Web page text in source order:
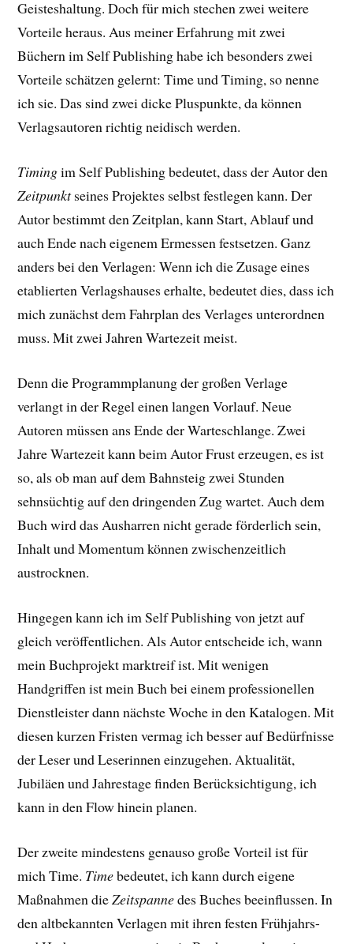
Geisteshaltung. Doch für mich stechen zwei weitere
Vorteile heraus. Aus meiner Erfahrung mit zwei
Büchern im Self Publishing habe ich besonders zwei
Vorteile schätzen gelernt: Time und Timing, so nenne
ich sie. Das sind zwei dicke Pluspunkte, da können
Verlagsautoren richtig neidisch werden.
Timingim Self Publishing bedeutet, dass der Autor den
Zeitpunktseines Projektes selbst festlegen kann. Der
Autor bestimmt den Zeitplan, kann Start, Ablauf und
auch Ende nach eigenem Ermessen festsetzen. Ganz
anders bei den Verlagen: Wenn ich die Zusage eines
etablierten Verlagshauses erhalte, bedeutet dies, dass ich
mich zunächst dem Fahrplan des Verlages unterordnen
muss. Mit zwei Jahren Wartezeit meist.
Denn die Programmplanung der großen Verlage
verlangt in der Regel einen langen Vorlauf. Neue
Autoren müssen ans Ende der Warteschlange. Zwei
Jahre Wartezeit kann beim Autor Frust erzeugen, es ist
so, als ob man auf dem Bahnsteig zwei Stunden
sehnsüchtig auf den dringenden Zug wartet. Auch dem
Buch wird das Ausharren nicht gerade förderlich sein,
Inhalt und Momentum können zwischenzeitlich
austrocknen.
Hingegen kann ich im Self Publishing von jetzt auf
gleich veröffentlichen. Als Autor entscheide ich, wann
mein Buchprojekt marktreif ist. Mit wenigen
Handgriffen ist mein Buch bei einem professionellen
Dienstleister dann nächste Woche in den Katalogen. Mit
diesen kurzen Fristen vermag ich besser auf Bedürfnisse
der Leser und Leserinnen einzugehen. Aktualität,
Jubiläen und Jahrestage finden Berücksichtigung, ich
kann in den Flow hinein planen.
Der zweite mindestens genauso große Vorteil ist für
mich Time. Timebedeutet, ich kann durch eigene
Maßnahmen dieZeitspannedes Buches beeinflussen. In
den altbekannten Verlagen mit ihren festen Frühjahrs-